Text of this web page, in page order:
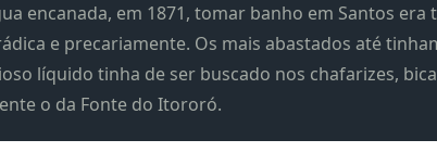
encanada, em 1871, tomar banho em Santos
e precariamente. Os mais abastados até
líquido tinha de ser buscado nos chafarizes,
o da Fonte do Itororó.